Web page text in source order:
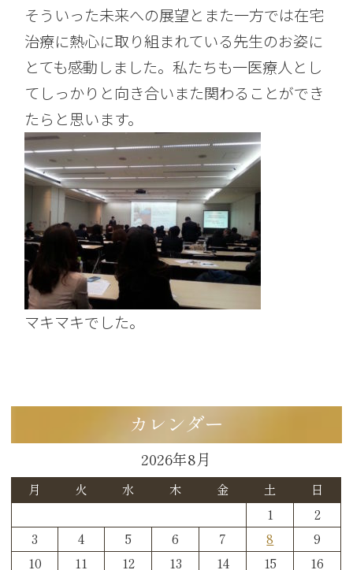
そういった未来への展望とまた一方では在宅
治療に熱心に取り組まれている先生のお姿に
とても感動しました。私たちも一医療人とし
てしっかりと向き合いまた関わることができ
たらと思います。
マキマキでした。
カレンダー
2026年8月
月 火 水 木 金 土 日
1
2
3
4 5 6 7 8
9
10
11 12 13 14 15
16